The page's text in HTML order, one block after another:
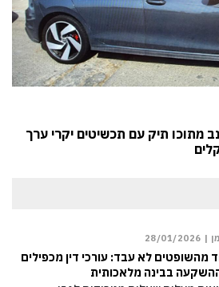
מתוכו תיק עם תכשיטים יקרי ערך
|
28/01/2026
מהשופטים לא עבד: עורכי דין מכפילים
בבינה מלאכותית